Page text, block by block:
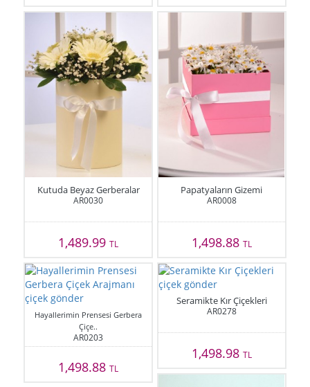
Kutuda Beyaz Gerberalar
AR0030
1,489.99TL
Papatyaların Gizemi
AR0008
1,498.88 TL
Hayallerimin Prensesi Gerbera
Çiçe..
AR0203
1,498.88TL
Seramikte Kır Çiçekleri
AR0278
1,498.98 TL